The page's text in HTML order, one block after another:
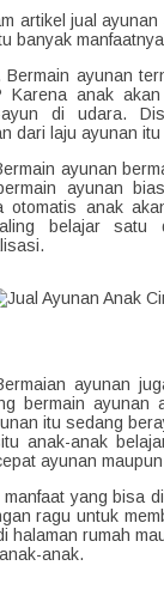
artikel jual
banyak
Bermain ayunan
Karena anak
ayun di udara.
dari laju ayunan
ayunan
ayunan
otomatis anak
belajar satu
ayunan
bermain ayunan
itu sedang
anak-anak
ayunan
manfaat yang bisa
ragu untuk
halaman rumah
anak.